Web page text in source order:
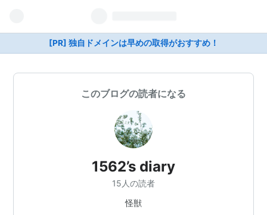
[PR] 独自ドメインは早めの取得がおすすめ！
このブログの読者になる
1562’s diary
15人の読者
怪獣